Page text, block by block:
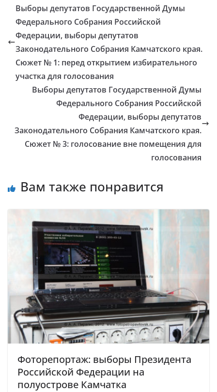
Выборы депутатов Государственной Думы
Федерального Собрания Российской
Федерации, выборы депутатов
Законодательного Собрания Камчатского края.
Сюжет № 1: перед открытием избирательного
участка для голосования
Выборы депутатов Государственной Думы
Федерального Собрания Российской
Федерации, выборы депутатов
Законодательного Собрания Камчатского края.
Сюжет № 3: голосование вне помещения для
голосования
Вам также понравится
Фоторепортаж: выборы Президента
Российской Федерации на
полуострове Камчатка